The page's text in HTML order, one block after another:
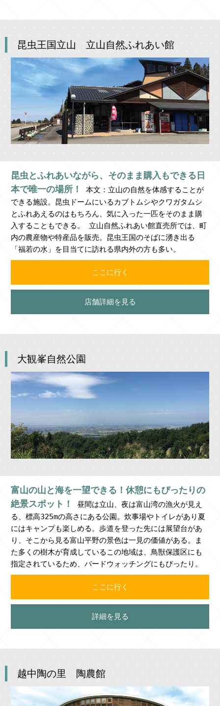
昆虫王国立山 立山自然ふれあい館
昆虫とふれあいながら、そのまま購入もできる日
本で唯一の場所！
本文：立山の自然を体感することが
できる施設。昆虫ドームにいるカブトムシやクワガタムシ
とふれあえるのはもちろん、気に入った一匹をそのまま購
入することもできる。 立山自然ふれあい館直売所では、町
内の農産物や特産品を販売。昆虫王国のそばに湧き出る
「福若の水」を目当てに訪れる県内外の方も多い。
ここに行く
店舗詳細を見る
大観峯自然公園
富山の山と海を一望できる！休憩にもぴったりの
絶景スポット！
昼間は立山、夜は富山湾の漁火が見え
る、標高325mの高さにある公園。炊事場やトイレがあり夏
にはキャンプも楽しめる。歩道を登った先には展望台があ
り、そこから見る富山平野の景色は一見の価値がある。ま
た多くの樹木が育成しているこの地域は、鳥獣保護区にも
指定されているため、バードウォッチングにもぴったり。
ここに行く
詳細を見る
越中陶の里 陶農館